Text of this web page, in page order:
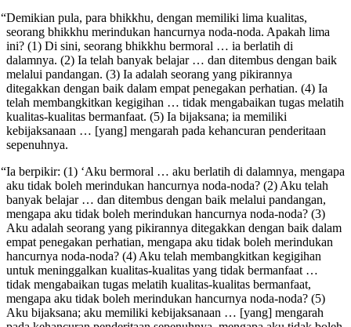
“Demikian pula, para bhikkhu, dengan memiliki lima kualitas,
seorang bhikkhu merindukan hancurnya noda-noda. Apakah lima
ini? (1) Di sini, seorang bhikkhu bermoral … ia berlatih di
dalamnya. (2) Ia telah banyak belajar … dan ditembus dengan baik
melalui pandangan. (3) Ia adalah seorang yang pikirannya
ditegakkan dengan baik dalam empat penegakan perhatian. (4) Ia
telah membangkitkan kegigihan … tidak mengabaikan tugas melatih
kualitas-kualitas bermanfaat. (5) Ia bijaksana; ia memiliki
kebijaksanaan … [yang] mengarah pada kehancuran penderitaan
sepenuhnya.
“Ia berpikir: (1) ‘Aku bermoral … aku berlatih di dalamnya, mengapa
aku tidak boleh merindukan hancurnya noda-noda? (2) Aku telah
banyak belajar … dan ditembus dengan baik melalui pandangan,
mengapa aku tidak boleh merindukan hancurnya noda-noda? (3)
Aku adalah seorang yang pikirannya ditegakkan dengan baik dalam
empat penegakan perhatian, mengapa aku tidak boleh merindukan
hancurnya noda-noda? (4) Aku telah membangkitkan kegigihan
untuk meninggalkan kualitas-kualitas yang tidak bermanfaat …
tidak mengabaikan tugas melatih kualitas-kualitas bermanfaat,
mengapa aku tidak boleh merindukan hancurnya noda-noda? (5)
Aku bijaksana; aku memiliki kebijaksanaan … [yang] mengarah